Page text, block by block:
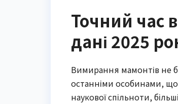
Точний час
дані 2025
Вимирання мамонтів не
останніми особинами, що
наукової спільноти,